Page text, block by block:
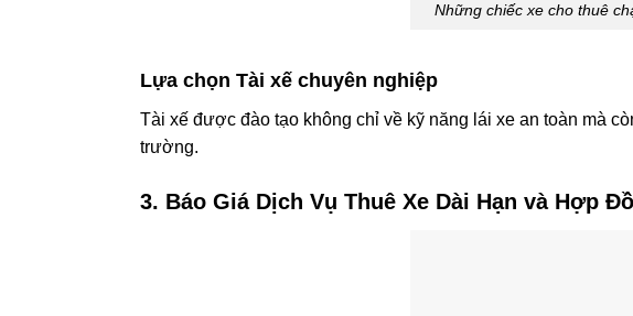
Những chiếc xe cho thuê
Lựa chọn Tài xế chuyên nghiệp
Tài xế được đào tạo không chỉ về kỹ năng lái xe an toàn mà
trường.
3. Báo Giá Dịch Vụ Thuê Xe Dài Hạn và Hợp